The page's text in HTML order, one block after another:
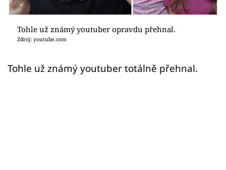
Přihlášení
Tohle už známý youtuber opravdu přehnal.
Zdroj: youtube.com
Tohle už známý youtuber totálně přehnal.